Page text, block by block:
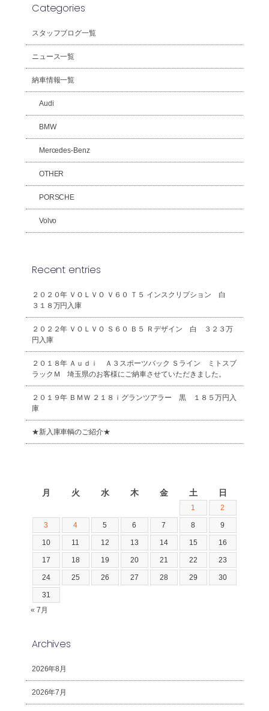
Categories
スタッフブログ一覧
ニュース一覧
納車情報一覧
Audi
BMW
Mercedes-Benz
OTHER
PORSCHE
Volvo
Recent entries
２０２０年 ＶＯＬＶＯ Ｖ６０ Ｔ５ インスクリプション 白
３１８万円入庫
２０２２年 ＶＯＬＶＯ Ｓ６０ Ｂ５ Ｒデザイン 白 ３２３万
円入庫
２０１８年 Ａｕｄｉ Ａ３スポーツバック Ｓライン ミトスブ
ラックＭ 埼玉県のお客様にご納車させていただきました。
２０１９年 ＢＭＷ ２１８ｉグランツアラー 黒 １８５万円入
庫
★新入庫車輌のご紹介★
月 火 水 木 金 土 日
1 2
3 4 5 6 7 8 9
10 11 12 13 14 15 16
17 18 19 20 21 22 23
24 25 26 27 28 29 30
31
« 7月
Archives
2026年8月
2026年7月